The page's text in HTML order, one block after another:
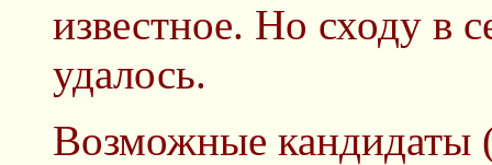
известное. Но сходу в
удалось.
Возможные кандидаты